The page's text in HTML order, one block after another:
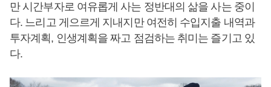
만 시간부자로 여유롭게 사는 정반대의 삶을 사는 중이
다. 느리고 게으르게 지내지만 여전히 수입지출 내역과
투자계획, 인생계획을 짜고 점검하는 취미는 즐기고 있
다.